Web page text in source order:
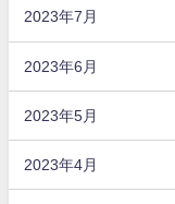
2023年7月
2023年6月
2023年5月
2023年4月